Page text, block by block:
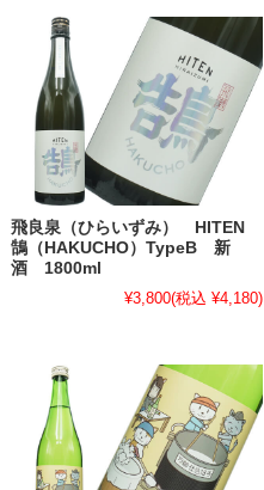
飛良泉（ひらいずみ） HITEN
鵠（HAKUCHO）TypeB 新
酒 1800ml
¥3,800(税込 ¥4,180)